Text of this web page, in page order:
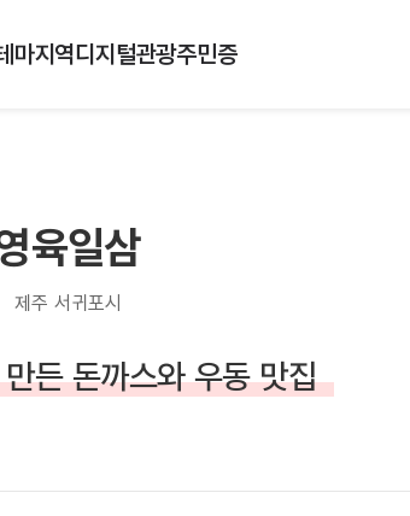
마지역디지털관광주민증
육일삼
제주 서귀포시
든 돈까스와 우동 맛집